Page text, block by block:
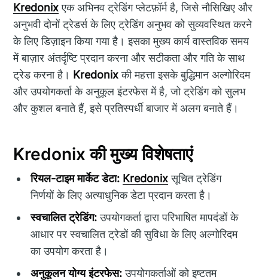
Kredonixएक अभिनव ट्रेडिंग प्लेटफ़ॉर्म है, जिसे नौसिखिए और
अनुभवी दोनों ट्रेडर्स के लिए ट्रेडिंग अनुभव को सुव्यवस्थित करने
के लिए डिज़ाइन किया गया है। इसका मुख्य कार्य वास्तविक समय
में बाज़ार अंतर्दृष्टि प्रदान करना और सटीकता और गति के साथ
ट्रेड करना है। Kredonixकी महत्ता इसके बुद्धिमान अल्गोरिदम
और उपयोगकर्ता के अनुकूल इंटरफेस में है, जो ट्रेडिंग को सुलभ
और कुशल बनाते हैं, इसे प्रतिस्पर्धी बाजार में अलग बनाते हैं।
Kredonix की मुख्य विशेषताएं
रियल-टाइम मार्केट डेटा: Kredonixसूचित ट्रेडिंग
निर्णयों के लिए अत्याधुनिक डेटा प्रदान करता है।
स्वचालित ट्रेडिंग:उपयोगकर्ता द्वारा परिभाषित मापदंडों के
आधार पर स्वचालित ट्रेडों की सुविधा के लिए अल्गोरिदम
का उपयोग करता है।
अनुकूलन योग्य इंटरफेस:उपयोगकर्ताओं को इष्टतम